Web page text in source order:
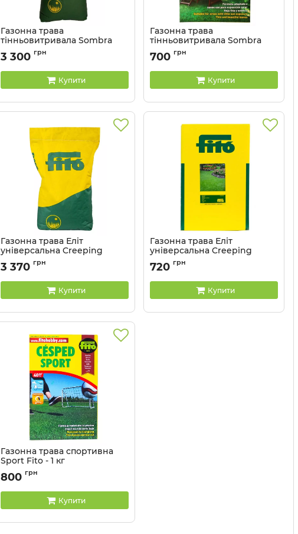
Газонна трава
тінньовитривала Sombra
Fito - 5 кг
3 300 грн
Купити
Газонна трава
тінньовитривала Sombra
Fito - 1 кг
700 грн
Купити
Газонна трава Еліт
універсальна Creeping
ryegrass Fito - 5 кг
Артикул:
3 370 грн
Купити
Газонна трава Еліт
універсальна Creeping
ryegrass Fito - 1 кг
Артикул:
720 грн
Купити
Газонна трава спортивна
Sport Fito - 1 кг
Артикул: 2104031
800 грн
Купити